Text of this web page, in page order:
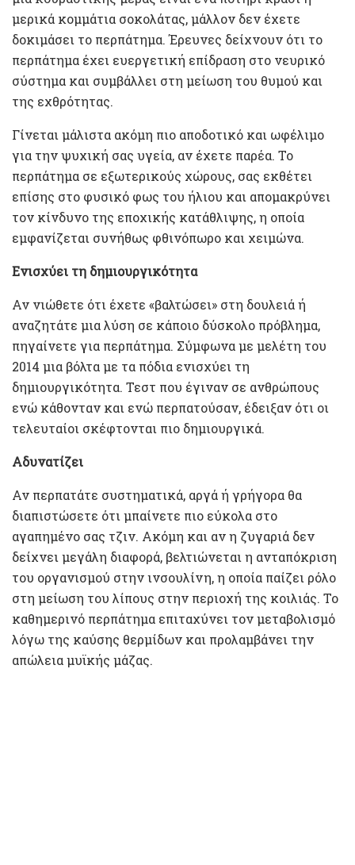
μερικά κομμάτια σοκολάτας, μάλλον δεν έχετε
δοκιμάσει το περπάτημα. Έρευνες δείχνουν ότι το
περπάτημα έχει ευεργετική επίδραση στο νευρικό
σύστημα και συμβάλλει στη μείωση του θυμού και
της εχθρότητας.
Γίνεται μάλιστα ακόμη πιο αποδοτικό και ωφέλιμο
για την ψυχική σας υγεία, αν έχετε παρέα. Το
περπάτημα σε εξωτερικούς χώρους, σας εκθέτει
επίσης στο φυσικό φως του ήλιου και απομακρύνει
τον κίνδυνο της εποχικής κατάθλιψης, η οποία
εμφανίζεται συνήθως φθινόπωρο και χειμώνα.
Ενισχύει τη δημιουργικότητα
Αν νιώθετε ότι έχετε «βαλτώσει» στη δουλειά ή
αναζητάτε μια λύση σε κάποιο δύσκολο πρόβλημα,
πηγαίνετε για περπάτημα. Σύμφωνα με μελέτη του
2014 μια βόλτα με τα πόδια ενισχύει τη
δημιουργικότητα. Τεστ που έγιναν σε ανθρώπους
ενώ κάθονταν και ενώ περπατούσαν, έδειξαν ότι οι
τελευταίοι σκέφτονται πιο δημιουργικά.
Αδυνατίζει
Αν περπατάτε συστηματικά, αργά ή γρήγορα θα
διαπιστώσετε ότι μπαίνετε πιο εύκολα στο
αγαπημένο σας τζιν. Ακόμη και αν η ζυγαριά δεν
δείχνει μεγάλη διαφορά, βελτιώνεται η ανταπόκριση
του οργανισμού στην ινσουλίνη, η οποία παίζει ρόλο
στη μείωση του λίπους στην περιοχή της κοιλιάς. Το
καθημερινό περπάτημα επιταχύνει τον μεταβολισμό
λόγω της καύσης θερμίδων και προλαμβάνει την
απώλεια μυϊκής μάζας.